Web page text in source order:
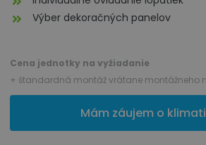
Výber dekoračných panelov
Cena jednotky na vyžiadanie
+ štandardná montáž vrátane montážneho
Mám záujem o